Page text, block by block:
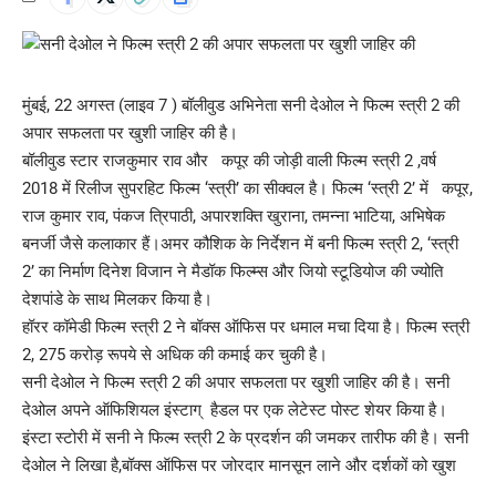
मुंबई, 22 अगस्त (लाइव 7 ) बॉलीवुड अभिनेता सनी देओल ने फिल्म स्त्री 2 की
अपार सफलता पर खुशी जाहिर की है।
बॉलीवुड स्टार राजकुमार राव और कपूर की जोड़ी वाली फिल्म स्त्री 2 ,वर्ष
2018 में रिलीज सुपरहिट फिल्म ‘स्त्री’ का सीक्वल है। फिल्म ‘स्त्री 2’ में कपूर,
राज कुमार राव, पंकज त्रिपाठी, अपारशक्ति खुराना, तमन्ना भाटिया, अभिषेक
बनर्जी जैसे कलाकार हैं।अमर कौशिक के निर्देशन में बनी फिल्म स्त्री 2, ‘स्त्री
2’ का निर्माण दिनेश विजान ने मैडॉक फिल्म्स और जियो स्टूडियोज की ज्योति
देशपांडे के साथ मिलकर किया है।
हॉरर कॉमेडी फिल्म स्त्री 2 ने बॉक्स ऑफिस पर धमाल मचा दिया है। फिल्म स्त्री
2, 275 करोड़ रूपये से अधिक की कमाई कर चुकी है।
सनी देओल ने फिल्म स्त्री 2 की अपार सफलता पर खुशी जाहिर की है। सनी
देओल अपने ऑफिशियल इंस्टाग् हैडल पर एक लेटेस्ट पोस्ट शेयर किया है।
इंस्टा स्टोरी में सनी ने फिल्म स्त्री 2 के प्रदर्शन की जमकर तारीफ की है। सनी
देओल ने लिखा है,बॉक्स ऑफिस पर जोरदार मानसून लाने और दर्शकों को खुश